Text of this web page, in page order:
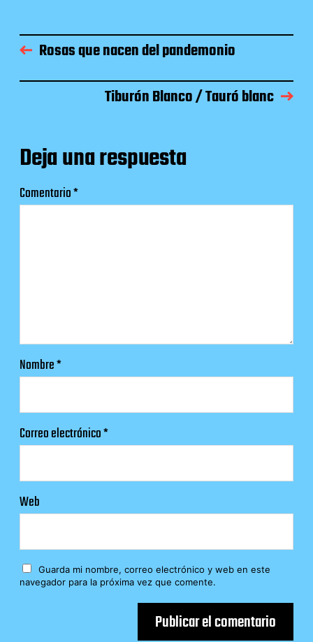
Rosas que nacen del pandemonio
Tiburón Blanco / Tauró blanc
Deja una respuesta
Comentario*
Nombre*
Correo electrónico*
Web
Guarda mi nombre, correo electrónico y web en este
navegador para la próxima vez que comente.